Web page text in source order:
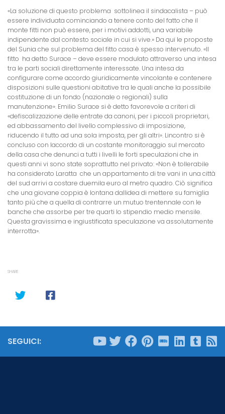
«La soluzione di questo problema  sottolinea il sindacalista – può
essere individuata cominciando a tenere conto del fatto che il
monte fitti non può essere, per i motivi addotti, una variabile
indipendente dal contesto sociale in cui si vive.» Da qui le proposte
del Sunia che sul problema del fitto casa è spesso intervenuto. «Il
fitto  ha detto Surace – deve essere modulato attraverso una intesa
tra le parti sociali direttamente interessate. Una intesa da
configurare come accordo giuridicamente vincolante e contenere
disposizioni sulle questioni abitative tra le quali anche la possibile
costituzione di un fondo (nazionale o regionali) sulla
manutenzione». Emilio Surace si è detto favorevole a criteri di
«defiscalizzazione delle entrate da canoni, per i piccoli proprietari,
ed abbassamento del livello complessivo di imposizione,
riducendo il tutto ad una sola imposta, per gli altri». Lincontro si è
concluso con laccordo di un costante monitoraggio sul mercato
della casa che denunci a tutti i livelli le forti speculazioni che in
questi anni vi sono state soprattutto nel privato: «Non è tollerabile 
ha considerato Laratta  che un appartamento di tre vani in una città
del sud arrivi a costare duemila euro al metro quadro. Ciò significa
che una giovane coppia è lontana dallidea di mettere su famiglia
tanto più che a quella di contrarre un mutuo trentennale con le
banche che assorbe per tre quarti lo stipendio medio mensile.
Questa gravissima e ingiustificata speculazione va assolutamente
interrotta».
SHARE
SEGUICI: